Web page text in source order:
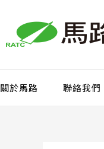
要
關於馬路
聯絡我們